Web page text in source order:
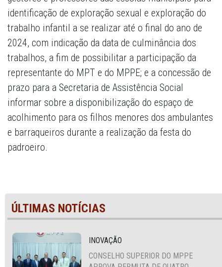
identificação de exploração sexual e exploração do
trabalho infantil a se realizar até o final do ano de
2024, com indicação da data de culminância dos
trabalhos, a fim de possibilitar a participação da
representante do MPT e do MPPE; e a concessão de
prazo para a Secretaria de Assistência Social
informar sobre a disponibilização do espaço de
acolhimento para os filhos menores dos ambulantes
e barraqueiros durante a realização da festa do
padroeiro.
ÚLTIMAS NOTÍCIAS
INOVAÇÃO
CONSELHO SUPERIOR DO MPPE